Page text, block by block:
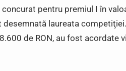
concurat pentru premiul I în
laureata
de RON, au fost